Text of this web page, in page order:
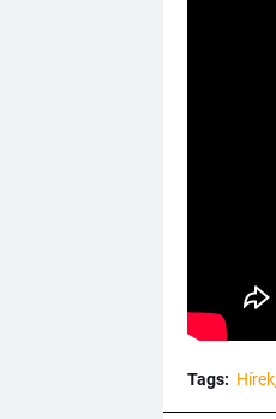
Tags: Hírek